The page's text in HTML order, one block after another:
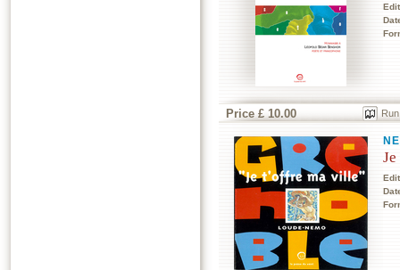
Price £ 10.00